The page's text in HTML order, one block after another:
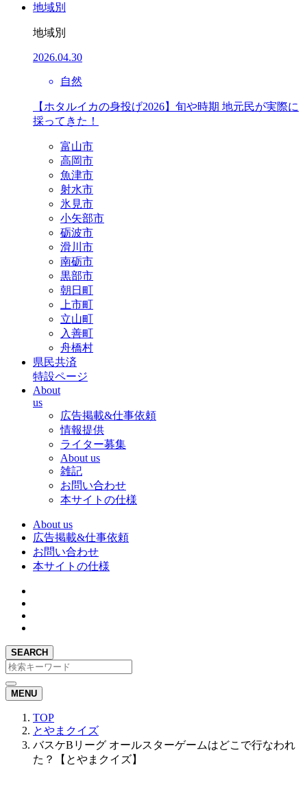
地域別
地域別
2026.04.30
自然
【ホタルイカの身投げ2026】旬や時期 地元民が実際に
採ってきた！
富山市
高岡市
魚津市
射水市
氷見市
小矢部市
砺波市
滑川市
南砺市
黒部市
朝日町
上市町
立山町
入善町
舟橋村
県民共済
特設ページ
About
us
広告掲載&仕事依頼
情報提供
ライター募集
About us
雑記
お問い合わせ
本サイトの仕様
About us
広告掲載&仕事依頼
お問い合わせ
本サイトの仕様
SEARCH
MENU
TOP
とやまクイズ
バスケBリーグ オールスターゲームはどこで行なわれ
た？【とやまクイズ】